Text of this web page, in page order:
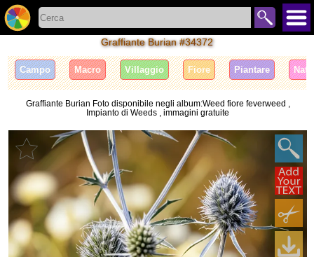
Graffiante Burian #34372
Campo Macro Villaggio Fiore Piantare
Graffiante Burian Foto disponibile negli album:Weed fiore feverweed ,
Impianto di Weeds , immagini gratuite